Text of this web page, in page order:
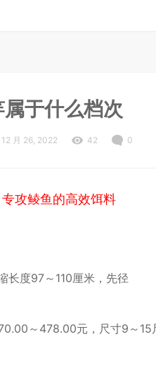
于什么档次
12 月 26, 2022 42 0
攻鲮鱼的高效饵料
长度97～110厘米，先径
～478.00元，尺寸9～